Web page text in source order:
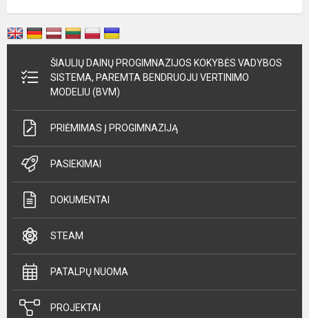
ŠIAULIŲ DAINŲ PROGIMNAZIJOS KOKYBĖS VADYBOS
SISTEMA, PAREMTA BENDRUOJU VERTINIMO
MODELIU (BVM)
PRIĖMIMAS Į PROGIMNAZIJĄ
PASIEKIMAI
DOKUMENTAI
STEAM
PATALPŲ NUOMA
PROJEKTAI